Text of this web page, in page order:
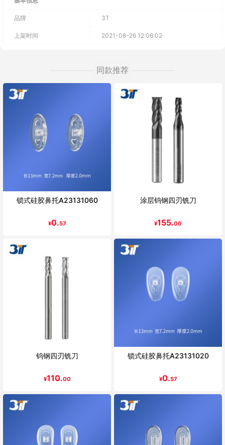
品牌 3T
上架时间 2021-08-26 12:06:02
同款推荐
锁式硅胶鼻托A23131060
¥0.57
涂层钨钢四刃铣刀
¥155.00
钨钢四刃铣刀
¥110.00
锁式硅胶鼻托A23131020
¥0.57